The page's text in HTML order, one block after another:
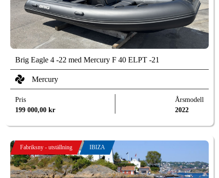
Brig Eagle 4 -22 med Mercury F 40 ELPT -21
Mercury
Pris
199 000,00kr
Årsmodell
2022
Fabriksny - utställning IBIZA